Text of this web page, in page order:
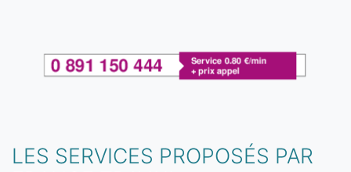
LES SERVICES PROPOSÉS PAR